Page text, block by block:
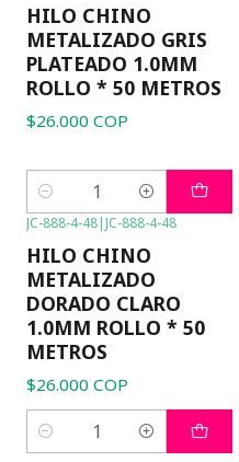
HILO CHINO
METALIZADO GRIS
PLATEADO 1.0MM
ROLLO * 50 METROS
$26.000 COP
Cantidad
JC-888-4-48|JC-888-4-48
HILO CHINO
METALIZADO
DORADO CLARO
1.0MM ROLLO * 50
METROS
$26.000 COP
Cantidad